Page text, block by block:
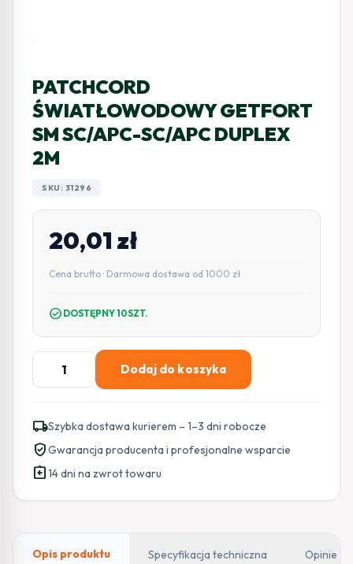
PATCHCORD
ŚWIATŁOWODOWY GETFORT
SM SC/APC-SC/APC DUPLEX
2M
SKU: 31296
20,01 zł
Cena brutto · Darmowa dostawa od 1000 zł
check_circle DOSTĘPNY 10SZT.
ilość
PATCHCORD
GETFORT
SM
SC/APC-
SC/APC
Dodaj do koszyka
local_shippingSzybka dostawa kurierem – 1–3 dni robocze
verified_userGwarancja producenta i profesjonalne wsparcie
assignment_return14 dni na zwrot towaru
Opis produktu Specyfikacja techniczna Opinie